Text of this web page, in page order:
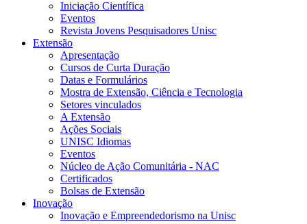
Iniciação Científica
Eventos
Revista Jovens Pesquisadores Unisc
Extensão
Apresentação
Cursos de Curta Duração
Datas e Formulários
Mostra de Extensão, Ciência e Tecnologia
Setores vinculados
A Extensão
Ações Sociais
UNISC Idiomas
Eventos
Núcleo de Ação Comunitária - NAC
Certificados
Bolsas de Extensão
Inovação
Inovação e Empreendedorismo na Unisc